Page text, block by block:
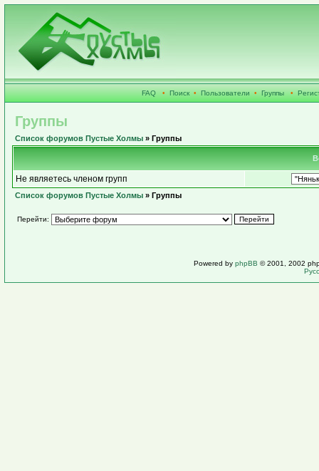
FAQ • Поиск • Пользователи • Группы •
Группы
Список форумов Пустые Холмы » Группы
Не являетесь членом групп
Список форумов Пустые Холмы » Группы
Перейти:
Powered by phpBB © 2001, 2002